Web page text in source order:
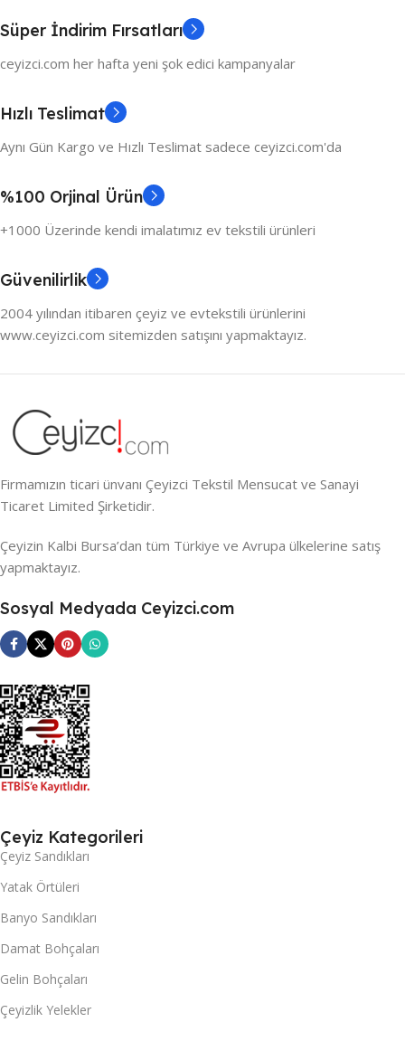
Süper İndirim Fırsatları
ceyizci.com her hafta yeni şok edici kampanyalar
Hızlı Teslimat
Aynı Gün Kargo ve Hızlı Teslimat sadece ceyizci.com'da
%100 Orjinal Ürün
+1000 Üzerinde kendi imalatımız ev tekstili ürünleri
Güvenilirlik
2004 yılından itibaren çeyiz ve evtekstili ürünlerini
www.ceyizci.com sitemizden satışını yapmaktayız.
Firmamızın ticari ünvanı Çeyizci Tekstil Mensucat ve Sanayi
Ticaret Limited Şirketidir.
Çeyizin Kalbi Bursa’dan tüm Türkiye ve Avrupa ülkelerine satış
yapmaktayız.
Sosyal Medyada Ceyizci.com
Çeyiz Kategorileri
Çeyiz Sandıkları
Yatak Örtüleri
Banyo Sandıkları
Damat Bohçaları
Gelin Bohçaları
Çeyizlik Yelekler